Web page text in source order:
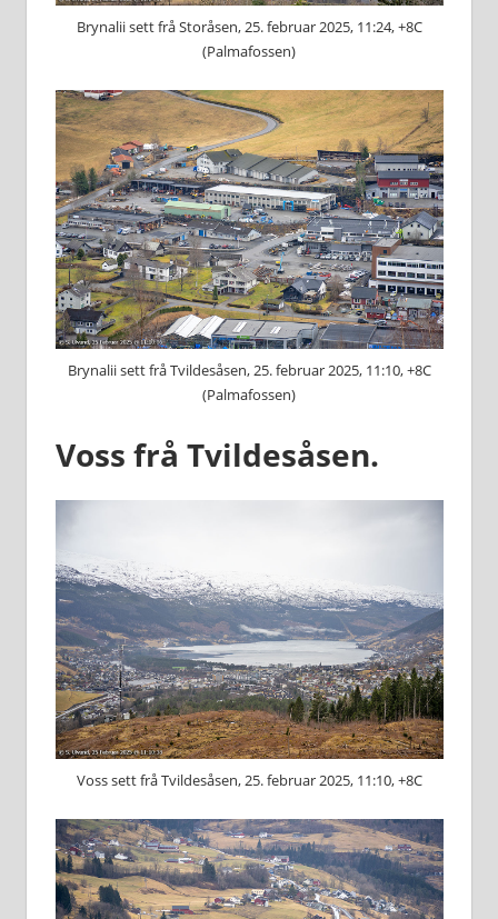
Brynalii sett frå Storåsen, 25. februar 2025, 11:24, +8C
(Palmafossen)
Brynalii sett frå Tvildesåsen, 25. februar 2025, 11:10, +8C
(Palmafossen)
Voss frå Tvildesåsen.
Voss sett frå Tvildesåsen, 25. februar 2025, 11:10, +8C